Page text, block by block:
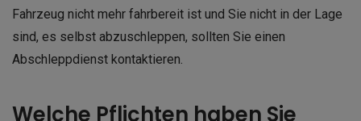
Fahrzeug nicht mehr fahrbereit ist und Sie nicht in der Lage
sind, es selbst abzuschleppen, sollten Sie einen
Abschleppdienst kontaktieren.
Welche Pflichten haben Sie